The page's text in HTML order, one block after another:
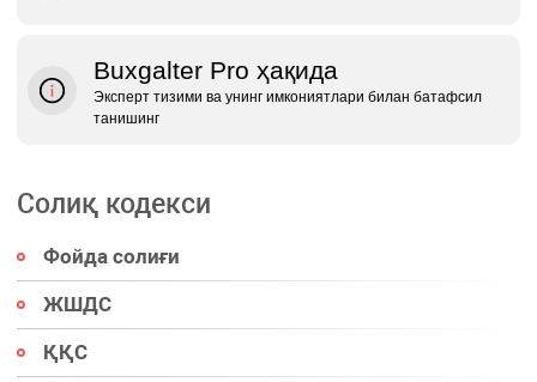
Buxgalter Pro ҳақида
Эксперт тизими ва унинг имкониятлари билан батафсил
танишинг
Солиқ кодекси
Фойда солиғи
ЖШДС
ҚҚС